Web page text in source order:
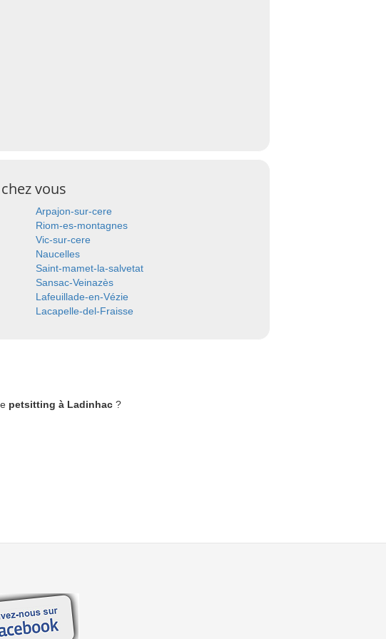
vous
Arpajon-sur-cere
Riom-es-montagnes
Vic-sur-cere
Naucelles
Saint-mamet-la-salvetat
Sansac-Veinazès
Lafeuillade-en-Vézie
Lacapelle-del-Fraisse
petsitting à Ladinhac ?